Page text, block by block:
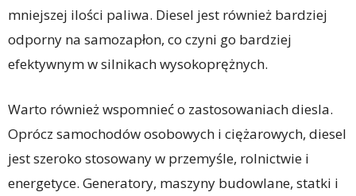
mniejszej ilości paliwa. Diesel jest również bardziej
odporny na samozapłon, co czyni go bardziej
efektywnym w silnikach wysokoprężnych.
Warto również wspomnieć o zastosowaniach diesla.
Oprócz samochodów osobowych i ciężarowych, diesel
jest szeroko stosowany w przemyśle, rolnictwie i
energetyce. Generatory, maszyny budowlane, statki i